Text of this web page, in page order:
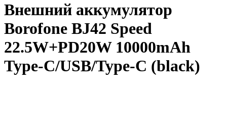
Внешний аккумулятор
Borofone BJ42 Speed
22.5W+PD20W 10000mAh
Type-C/USB/Type-C (black)